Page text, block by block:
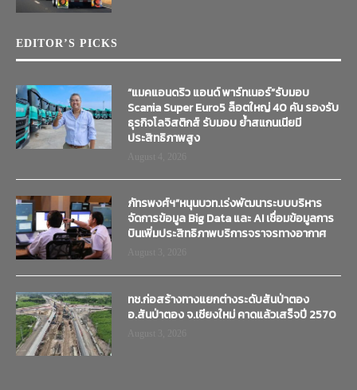
EDITOR’S PICKS
“แมคแอนดริว แอนด์ พาร์ทเนอร์”รับมอบ
Scania Super Euro5 ล็อตใหญ่ 40 คัน รองรับ
ธุรกิจโลจิสติกส์ รับมอบ ย้ำสแกนเนียมี
ประสิทธิภาพสูง
ภัทรพงศ์ฯ”หนุนบวท.เร่งพัฒนาระบบบริหาร
จัดการข้อมูล Big Data และ AI เชื่อมข้อมูลการ
บินเพิ่มประสิทธิภาพบริการจราจรทางอากาศ
ทช.ก่อสร้างทางแยกต่างระดับสันป่าตอง
อ.สันป่าตอง จ.เชียงใหม่ คาดแล้วเสร็จปี 2570